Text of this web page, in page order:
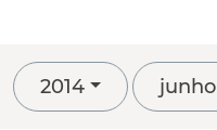
2014 junho